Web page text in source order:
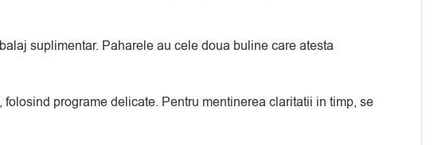
suplimentar. Paharele au cele doua buline care atesta
programe delicate. Pentru mentinerea claritatii in timp, se